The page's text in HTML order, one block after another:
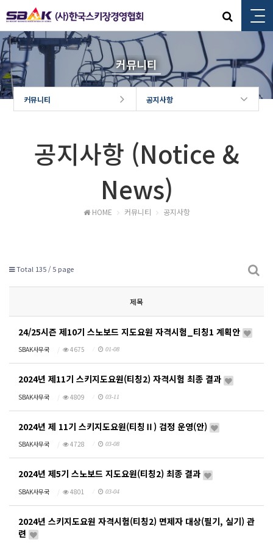
커뮤니티
커뮤니티 공지사항
공지사항 (Notice &
News)
HOME 커뮤니티 공지사항
Total 135 / 5 page
제목
24/25시즌 제10기 스노보드 지도요원 자격시험_티칭1 계획안
SBAK사무국 4675 01-08
2024년 제11기 스키지도요원(티칭2) 자격시험 최종 결과
SBAK사무국 4809 03-11
2024년 제 11기 스키지도요원(티칭Ⅱ) 검정 운영(안)
SBAK사무국 4728 03-08
2024년 제5기 스노보드 지도요원(티칭2) 최종 결과
SBAK사무국 4801 03-04
2024년 스키지도요원 자격시험(티칭2) 면제자 대상(필기, 실기) 관
련